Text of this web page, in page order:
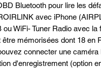
Bluetooth pour lire les
avec iPhone
WiFi- Tuner Radio avec la
mémorisées dont 18 en
connecter une
d'enregistrement (option